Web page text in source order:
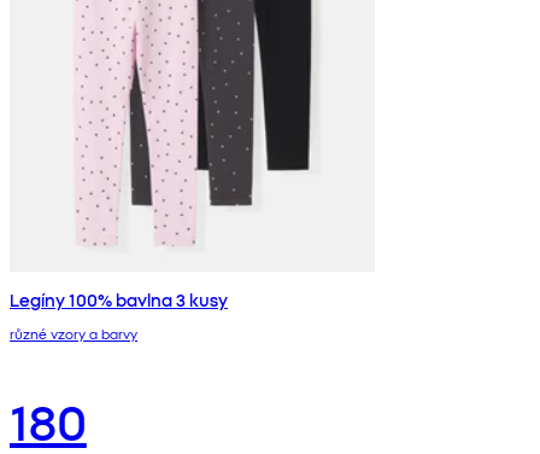
Legíny 100% bavlna 3 kusy
různé vzory a barvy
180